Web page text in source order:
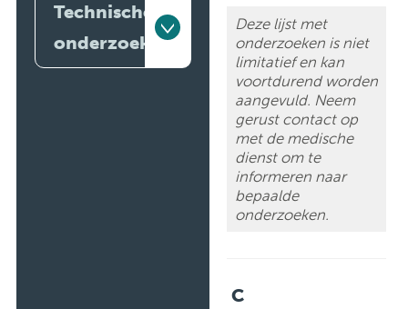
Technische
onderzoeken
Deze lijst met
onderzoeken is niet
limitatief en kan
voortdurend worden
aangevuld. Neem
gerust contact op
met de medische
dienst om te
informeren naar
bepaalde
onderzoeken.
C